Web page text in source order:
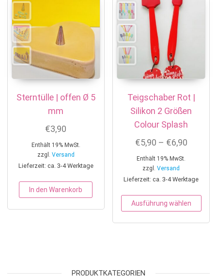
Sterntülle | offen Ø 5
mm
€3,90
Enthält 19% MwSt.
zzgl. Versand
Lieferzeit: ca. 3-4 Werktage
In den Warenkorb
Teigschaber Rot |
Silikon 2 Größen
Colour Splash
€5,90 – €6,90
Enthält 19% MwSt.
zzgl.Versand
Lieferzeit: ca. 3-4 Werktage
Ausführung wählen
PRODUKTKATEGORIEN